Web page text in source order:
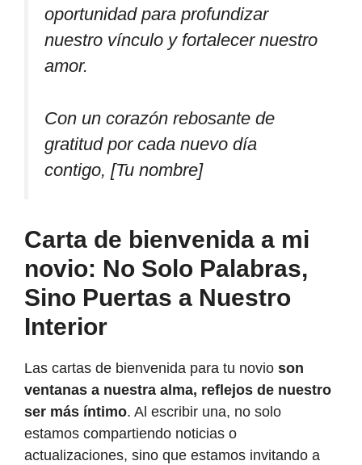
oportunidad para profundizar
nuestro vínculo y fortalecer nuestro
amor.
Con un corazón rebosante de
gratitud por cada nuevo día
contigo, [Tu nombre]
Carta de bienvenida a mi
novio: No Solo Palabras,
Sino Puertas a Nuestro
Interior
Las cartas de bienvenida para tu novio son
ventanas a nuestra alma, reflejos de nuestro
ser más íntimo. Al escribir una, no solo
estamos compartiendo noticias o
actualizaciones, sino que estamos invitando a